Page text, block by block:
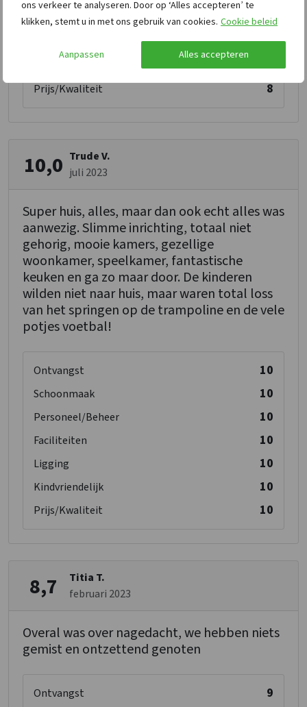
ons verkeer te analyseren. Door op ‘Alles accepteren’ te
klikken, stemt u in met ons gebruik van cookies. Cookie beleid
Aanpassen Alles accepteren
Faciliteiten 9
8
9
Prijs/Kwaliteit 8
10,0 Trude V.
juli 2023
Super huis, alles, maar dan ook echt alles was
aanwezig. Slimme inrichting, totaal niet
gehorig, mooie kamers, gezellige
woonkamer, speelkamer, fantastische
keuken en ga zo maar door. De kinderen
wilden niet naar huis, maar waren total loss
van het springen op de trampoline en de vele
potjes voetbal!
Ontvangst 10
Schoonmaak 10
Personeel/Beheer 10
Faciliteiten 10
Ligging 10
Kindvriendelijk 10
Prijs/Kwaliteit 10
8,7
Titia T.
februari 2023
Overal was over nagedacht, we hebben niets
gemist en ontzettend genoten
Ontvangst 9